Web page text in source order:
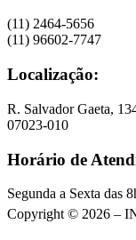
(11) 2464-5656
(11) 96602-7747
Localização:
R. Salvador Gaeta,
07023-010
Horário de
Segunda a Sexta das
Copyright © 2026 –